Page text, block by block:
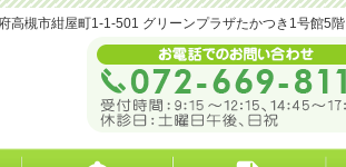
高槻市紺屋町1-1-501 グリーンプラザたかつき1号館5階